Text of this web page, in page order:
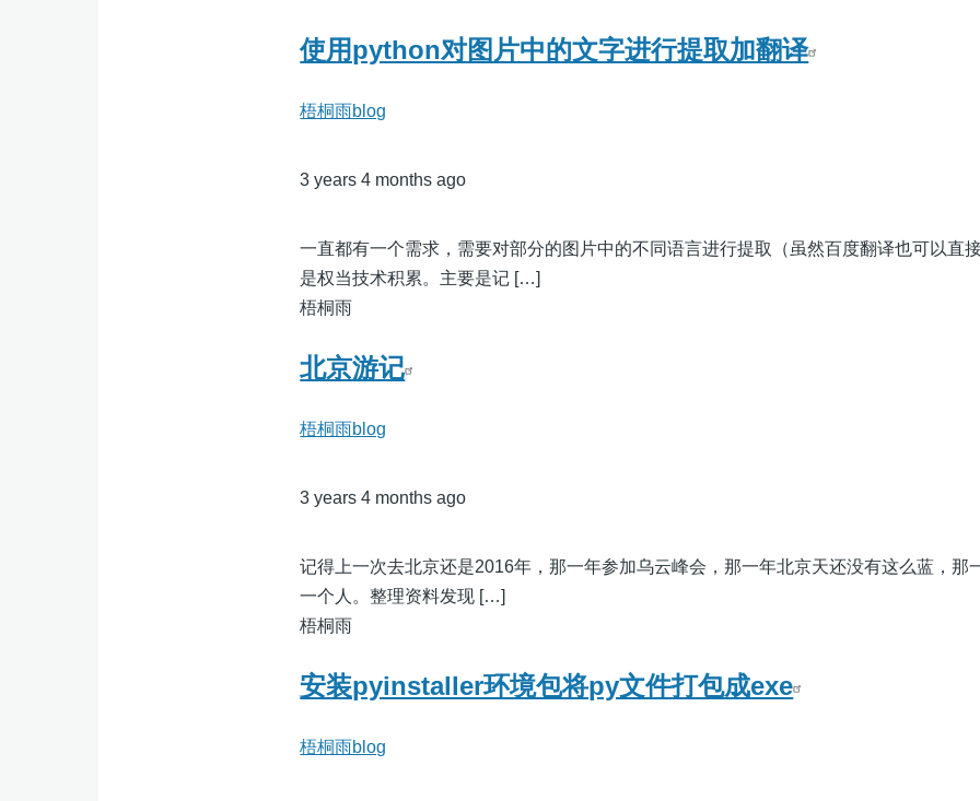
使用python对图片中的文字进行提取加翻译
梧桐雨blog
3 years 4 months ago
一直都有一个需求，需要对部分的图片中的不同语言进行提取（虽然百度翻译也可以直
是权当技术积累。主要是记 […]
梧桐雨
北京游记
梧桐雨blog
3 years 4 months ago
记得上一次去北京还是2016年，那一年参加乌云峰会，那一年北京天还没有这么蓝，那
一个人。整理资料发现 […]
梧桐雨
安装pyinstaller环境包将py文件打包成exe
梧桐雨blog